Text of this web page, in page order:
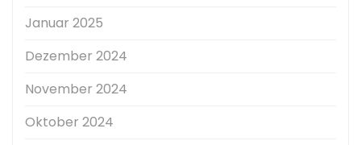
Januar 2025
Dezember 2024
November 2024
Oktober 2024